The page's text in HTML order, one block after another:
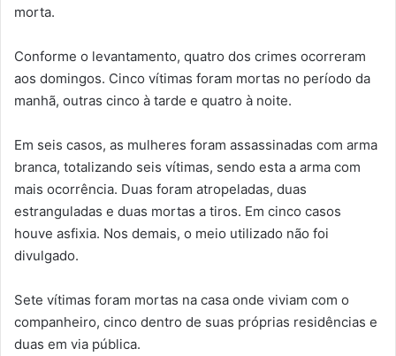
morta.
Conforme o levantamento, quatro dos crimes ocorreram
aos domingos. Cinco vítimas foram mortas no período da
manhã, outras cinco à tarde e quatro à noite.
Em seis casos, as mulheres foram assassinadas com arma
branca, totalizando seis vítimas, sendo esta a arma com
mais ocorrência. Duas foram atropeladas, duas
estranguladas e duas mortas a tiros. Em cinco casos
houve asfixia. Nos demais, o meio utilizado não foi
divulgado.
Sete vítimas foram mortas na casa onde viviam com o
companheiro, cinco dentro de suas próprias residências e
duas em via pública.